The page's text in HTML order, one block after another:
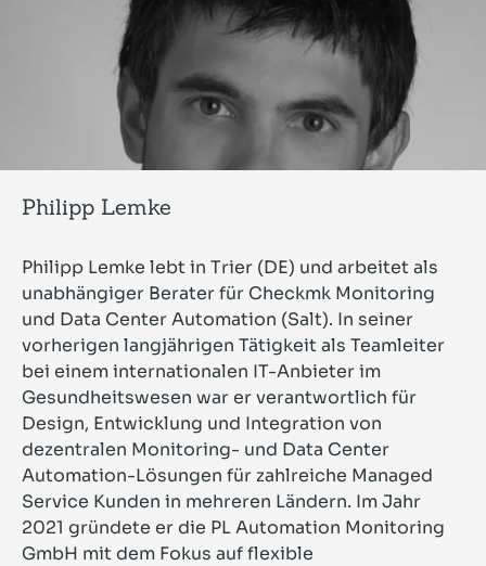
Philipp Lemke
Philipp Lemke lebt in Trier (DE) und arbeitet als
unabhängiger Berater für Checkmk Monitoring
und Data Center Automation (Salt). In seiner
vorherigen langjährigen Tätigkeit als Teamleiter
bei einem internationalen IT-Anbieter im
Gesundheits­wesen war er verantwortlich für
Design, Entwicklung und Integration von
dezentralen Monitoring- und Data Center
Automation-Lösungen für zahlreiche Managed
Service Kunden in mehreren Ländern. Im Jahr
2021 gründete er die PL Automation Monitoring
GmbH mit dem Fokus auf flexible